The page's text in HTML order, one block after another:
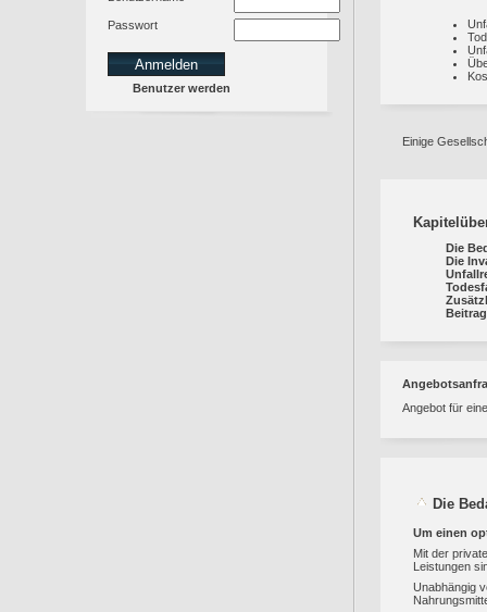
Passwort
Benutzer werden
Einige
Die
Die
Angebot für
Die
Um einen
Mit der
Leistungen
Unabhängig